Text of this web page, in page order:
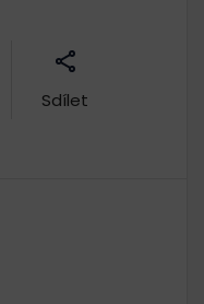
Sdílet